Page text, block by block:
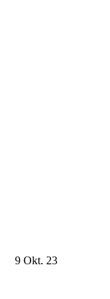
9 Okt. 23